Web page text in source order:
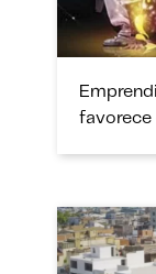
favorece